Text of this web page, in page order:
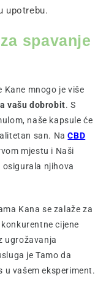
upotrebu.
spavanje
Kane mnogo je više
vašu dobrobit. S
naše kapsule će
san. NaCBD
mjestu i Naši
njihova
Kana se zalaže za
cijene
ugrožavanja
je Tamo da
vašem eksperiment.